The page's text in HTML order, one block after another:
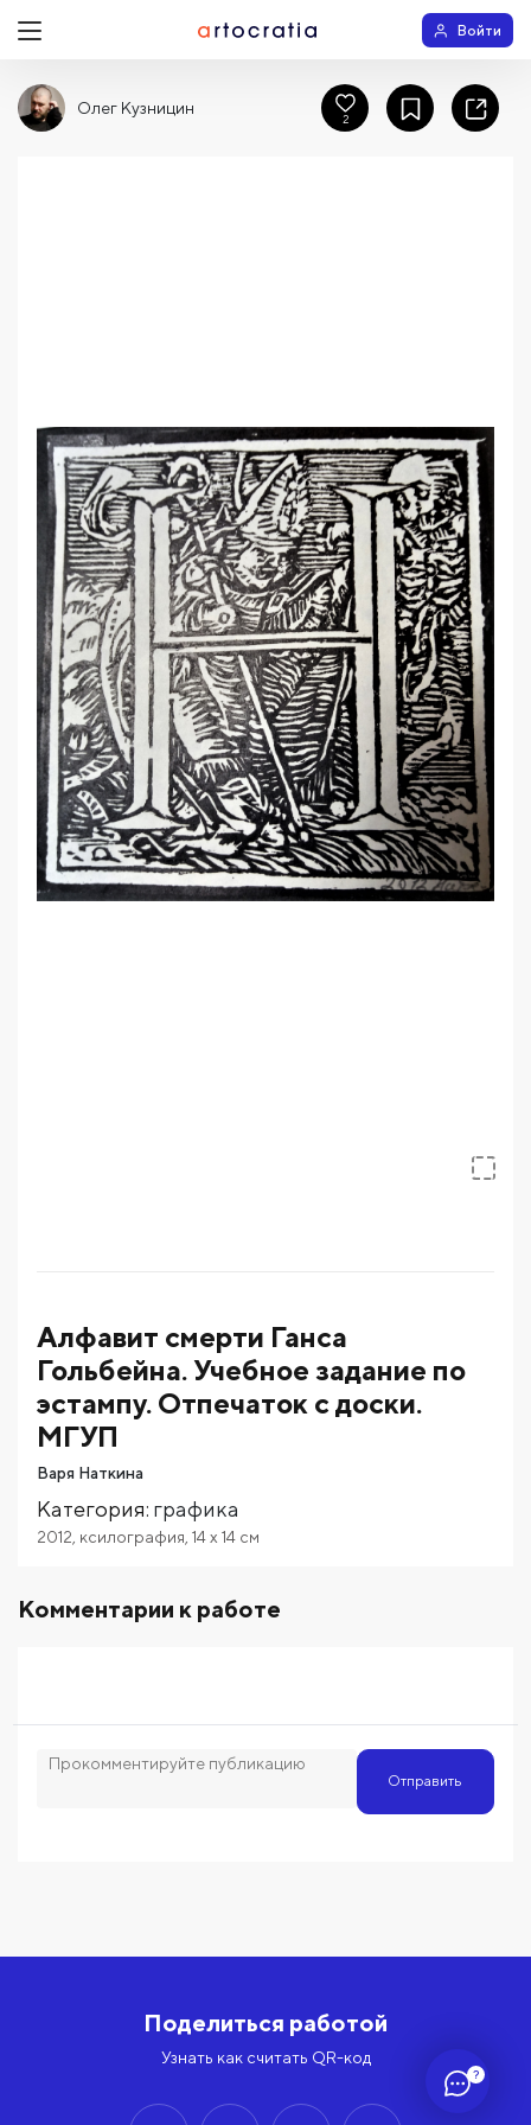
?
Войти
Алфавит смерти Ганса
Гольбейна. Учебное задание по
эстампу. Отпечаток с доски.
МГУП
Варя Наткина
Категория: графика
2012 ксилография 14x 14 см
Комментарии к работе
Отправить
Олег Кузницин
2
Поделиться работой
Узнать как считать QR-код